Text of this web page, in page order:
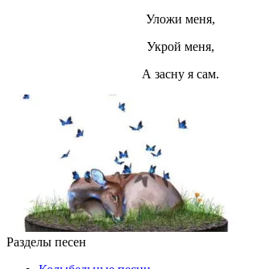
Уложи меня,
Укрой меня,
А засну я сам.
Разделы песен